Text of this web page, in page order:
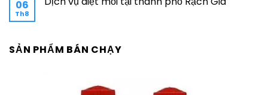
06
Th8
SẢN PHẨM BÁN CHẠY